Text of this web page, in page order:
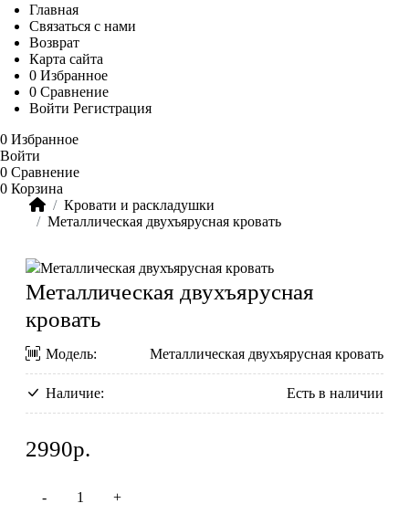
Главная
Связаться с нами
Возврат
Карта сайта
0 Избранное
0 Сравнение
Войти Регистрация
0 Избранное
Войти
0 Сравнение
0 Корзина
Кровати и раскладушки
Металлическая двухъярусная кровать
Металлическая двухъярусная
кровать
Модель: Металлическая двухъярусная кровать
Наличие: Есть в наличии
2990р.